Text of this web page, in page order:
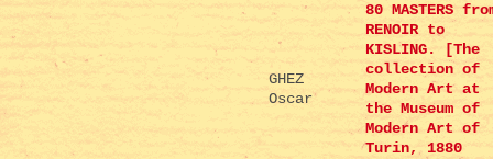
GHEZ
Oscar
80 MASTERS
RENOIR to
KISLING. [The
collection of
Modern Art at
the Museum of
Modern Art of
Turin, 1880